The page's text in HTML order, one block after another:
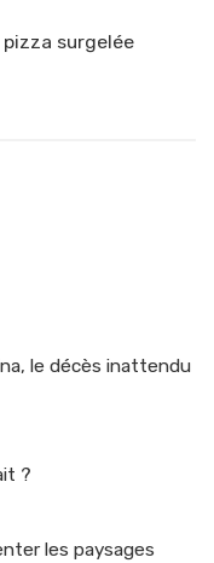
pizza surgelée
le décès inattendu
?
les paysages